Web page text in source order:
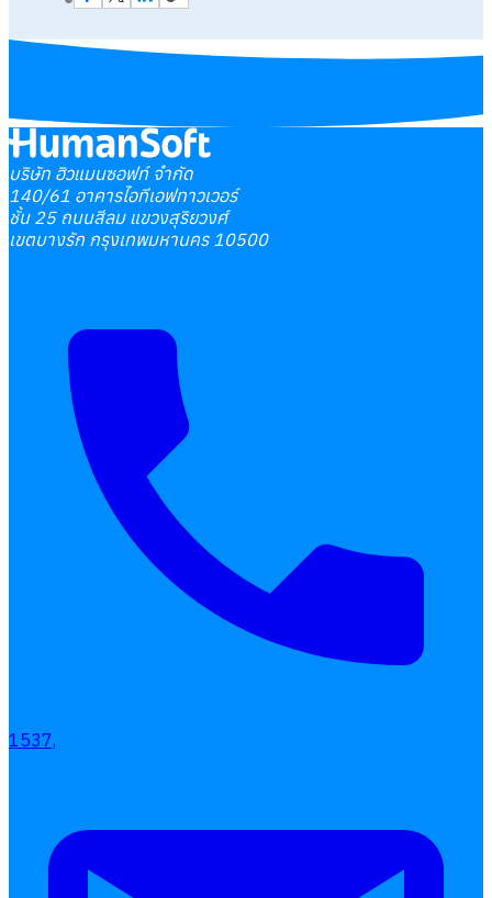
ลางาน
โอที
บริษัท ฮิวแมนซอฟท์ จำกัด
140/61 อาคารไอทีเอฟทาวเวอร์
ชั้น 25 ถนนสีลม แขวงสุริยวงศ์
เขตบางรัก กรุงเทพมหานคร 10500
1537,